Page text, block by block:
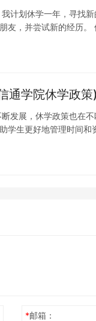
计划休学一年，寻找
友，并尝试新的经历。
通学院休学政策)
发展，休学政策也在
学生更好地管理时间和
*邮箱：